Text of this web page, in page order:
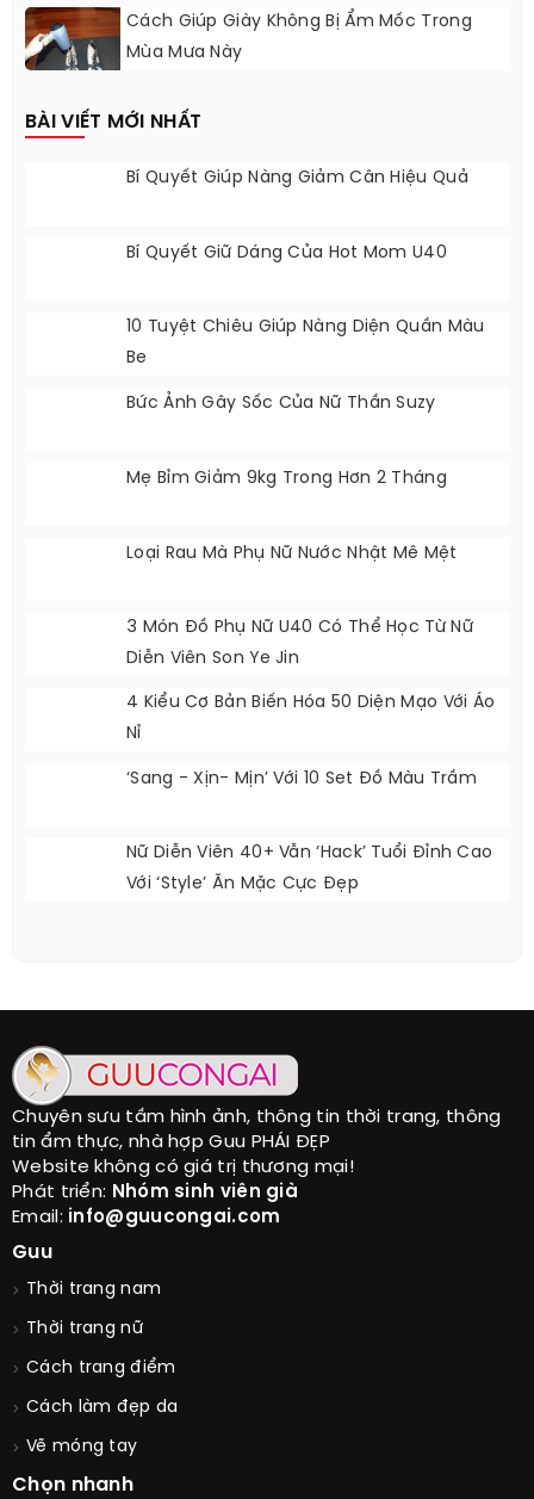
Cách Giúp Giày Không Bị Ẩm Mốc Trong
Mùa Mưa Này
BÀI VIẾT MỚI NHẤT
Bí Quyết Giúp Nàng Giảm Cân Hiệu Quả
Bí Quyết Giữ Dáng Của Hot Mom U40
10 Tuyệt Chiêu Giúp Nàng Diện Quần Màu
Be
Bức Ảnh Gây Sốc Của Nữ Thần Suzy
Mẹ Bỉm Giảm 9kg Trong Hơn 2 Tháng
Loại Rau Mà Phụ Nữ Nước Nhật Mê Mệt
3 Món Đồ Phụ Nữ U40 Có Thể Học Từ Nữ
Diễn Viên Son Ye Jin
4 Kiểu Cơ Bản Biến Hóa 50 Diện Mạo Với Áo
Nỉ
‘Sang - Xịn- Mịn’ Với 10 Set Đồ Màu Trầm
Nữ Diễn Viên 40+ Vẫn ‘hack’ Tuổi Đỉnh Cao
Với ‘style’ Ăn Mặc Cực Đẹp
Chuyên sưu tầm hình ảnh, thông tin thời trang, thông
tin ẩm thực, nhà hợp Guu PHÁI ĐẸP
Website không có giá trị thương mại!
Phát triển: Nhóm sinh viên già
Email: info@guucongai.com
Guu
Thời trang nam
Thời trang nữ
Cách trang điểm
Cách làm đẹp da
Vẽ móng tay
Chọn nhanh